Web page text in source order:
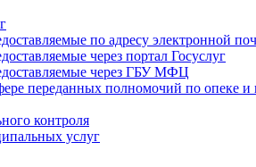
по адресу электронной
через портал Госуслуг
через ГБУ МФЦ
переданных полномочий по опеке и
контроля
услуг